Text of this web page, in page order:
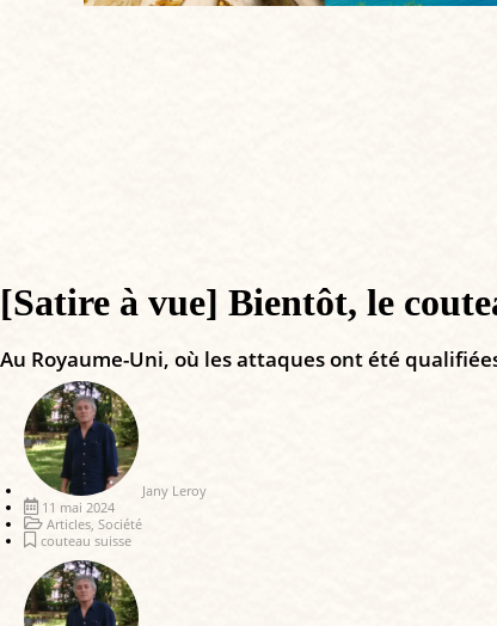
[Satire à vue] Bientôt, le
Au Royaume-Uni, où les attaques ont été
Jany Leroy
11 mai 2024
Articles Société
couteau suisse